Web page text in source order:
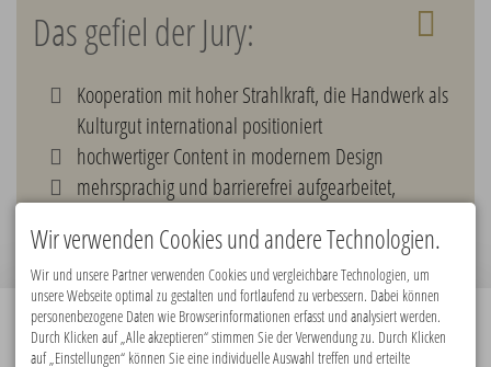
Das gefiel der Jury:
Kooperation mit hoher Strahlkraft, die Handwerk als
Kulturgut international positioniert
hochwertiger Content in modernem Design
mehrsprachig und barrierefrei aufgearbeitet,
Premiumpartner:
Wir verwenden Cookies und andere Technologien.
Wir und unsere Partner verwenden Cookies und vergleichbare Technologien, um
unsere Webseite optimal zu gestalten und fortlaufend zu verbessern. Dabei können
personenbezogene Daten wie Browserinformationen erfasst und analysiert werden.
Durch Klicken auf „Alle akzeptieren“ stimmen Sie der Verwendung zu. Durch Klicken
auf „Einstellungen“ können Sie eine individuelle Auswahl treffen und erteilte